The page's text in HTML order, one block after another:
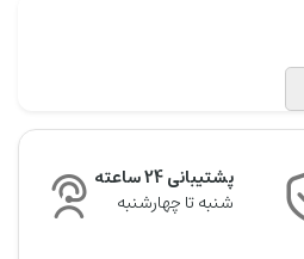
پشتیبانی 24 ساعته
شنبه تا چهارشنبه